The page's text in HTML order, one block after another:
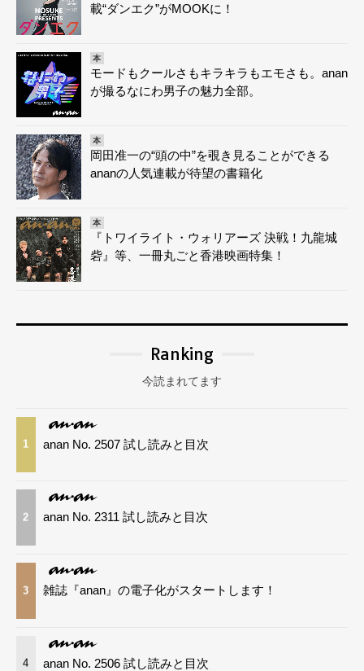
載“ダンエク”がMOOKに！
本
モードもクールさもキラキラもエモさも。anan
が撮るなにわ男子の魅力全部。
本
岡田准一の“頭の中”を覗き見ることができる
ananの人気連載が待望の書籍化
本
『トワイライト・ウォリアーズ 決戦！九龍城
砦』等、一冊丸ごと香港映画特集！
Ranking
今読まれてます
1 anan No. 2507 試し読みと目次
2 anan No. 2311 試し読みと目次
3 雑誌『anan』の電子化がスタートします！
4 anan No. 2506 試し読みと目次